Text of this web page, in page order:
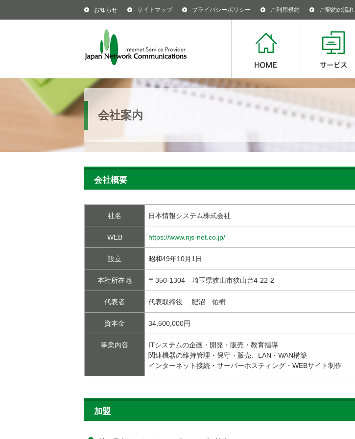
お知らせ サイトマップ プライバシーポリシー ご利用規約 ご契約の流れ
会社案内
会社概要
社名 日本情報システム株式会社
WEB https://www.njs-net.co.jp/
設立 昭和49年10月1日
本社所在地 〒350-1304 埼玉県狭山市狭山台4-22-2
代表者 代表取締役 肥沼 佑樹
資本金 34,500,000円
事業内容
ITシステムの企画・開発・販売・教育指導
関連機器の維持管理・保守・販売、LAN・WAN構築
インターネット接続・サーバーホスティング・WEBサイト制作
加盟